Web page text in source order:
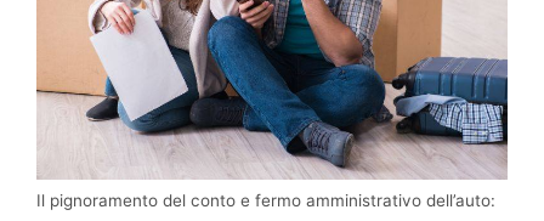
Il pignoramento del conto e fermo amministrativo dell’auto: